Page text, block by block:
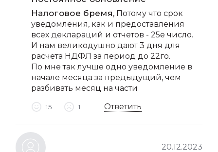
Налоговое бремя, Потому что срок
уведомления, как и предоставления
всех деклараций и отчетов - 25е число.
И нам великодушно дают 3 дня для
расчета НДФЛ за период до 22го.
По мне так лучше одно уведомление в
начале месяца за предыдущий, чем
разбивать месяц на части
15 1 Ответить
20.12.2023